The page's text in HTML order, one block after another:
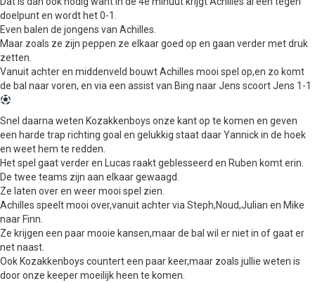
doelpunt en wordt het 0-1.
Even balen de jongens van Achilles.
Maar zoals ze zijn peppen ze elkaar goed op en gaan verder met druk
zetten.
Vanuit achter en middenveld bouwt Achilles mooi spel op,en zo komt
de bal naar voren, en via een assist van Bing naar Jens scoort Jens 1-1
Snel daarna weten Kozakkenboys onze kant op te komen en geven
een harde trap richting goal en gelukkig staat daar Yannick in de hoek
en weet hem te redden.
Het spel gaat verder en Lucas raakt geblesseerd en Ruben komt erin.
De twee teams zijn aan elkaar gewaagd.
Ze laten over en weer mooi spel zien.
Achilles speelt mooi over,vanuit achter via Steph,Noud,Julian en Mike
naar Finn.
Ze krijgen een paar mooie kansen,maar de bal wil er niet in of gaat er
net naast.
Ook Kozakkenboys countert een paar keer,maar zoals jullie weten is
door onze keeper moeilijk heen te komen.